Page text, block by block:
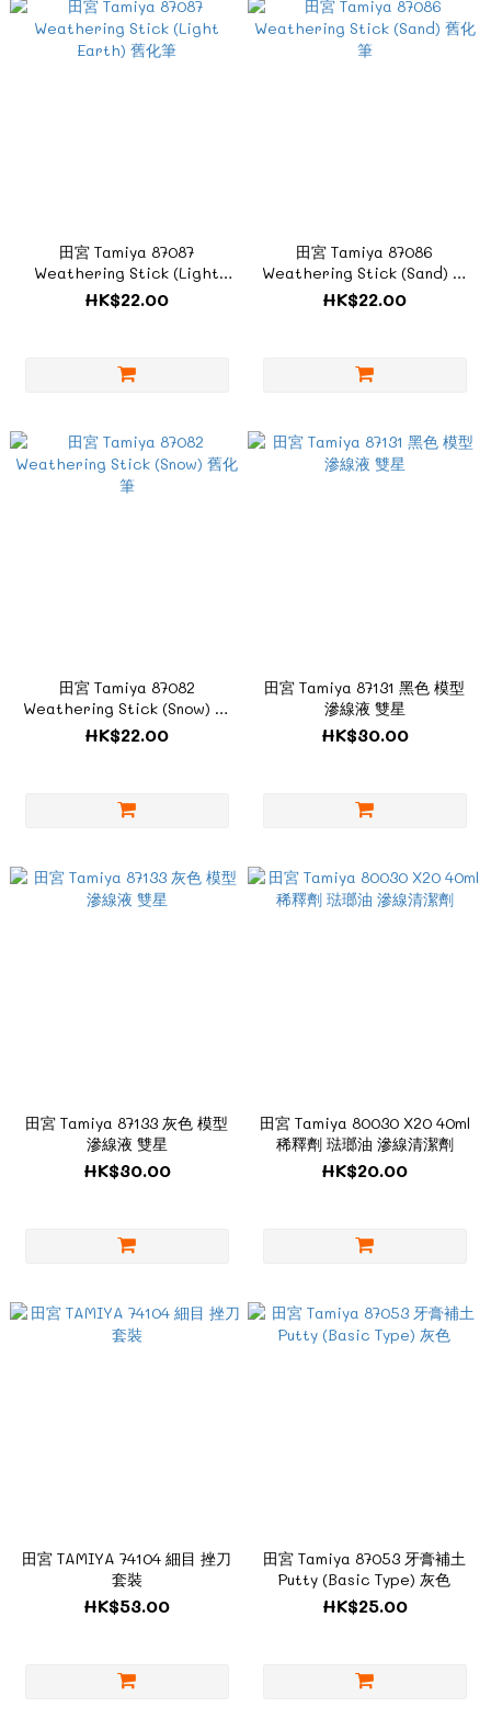
田宮 Tamiya 87087
Weathering Stick (Light
Earth) 舊化筆
HK$22.00
田宮 Tamiya 87086
Weathering Stick (Sand) 舊
化筆
HK$22.00
田宮 Tamiya 87082
Weathering Stick (Snow) 舊
化筆
HK$22.00
田宮 Tamiya 87131 黑色 模型
滲線液 雙星
HK$30.00
田宮 Tamiya 87133 灰色 模型
滲線液 雙星
HK$30.00
田宮 Tamiya 80030 X20 40ml
稀釋劑 琺瑯油 滲線清潔劑
HK$20.00
田宮 TAMIYA 74104 細目 挫刀
套裝
HK$53.00
田宮 Tamiya 87053 牙膏補土
Putty (Basic Type) 灰色
HK$25.00